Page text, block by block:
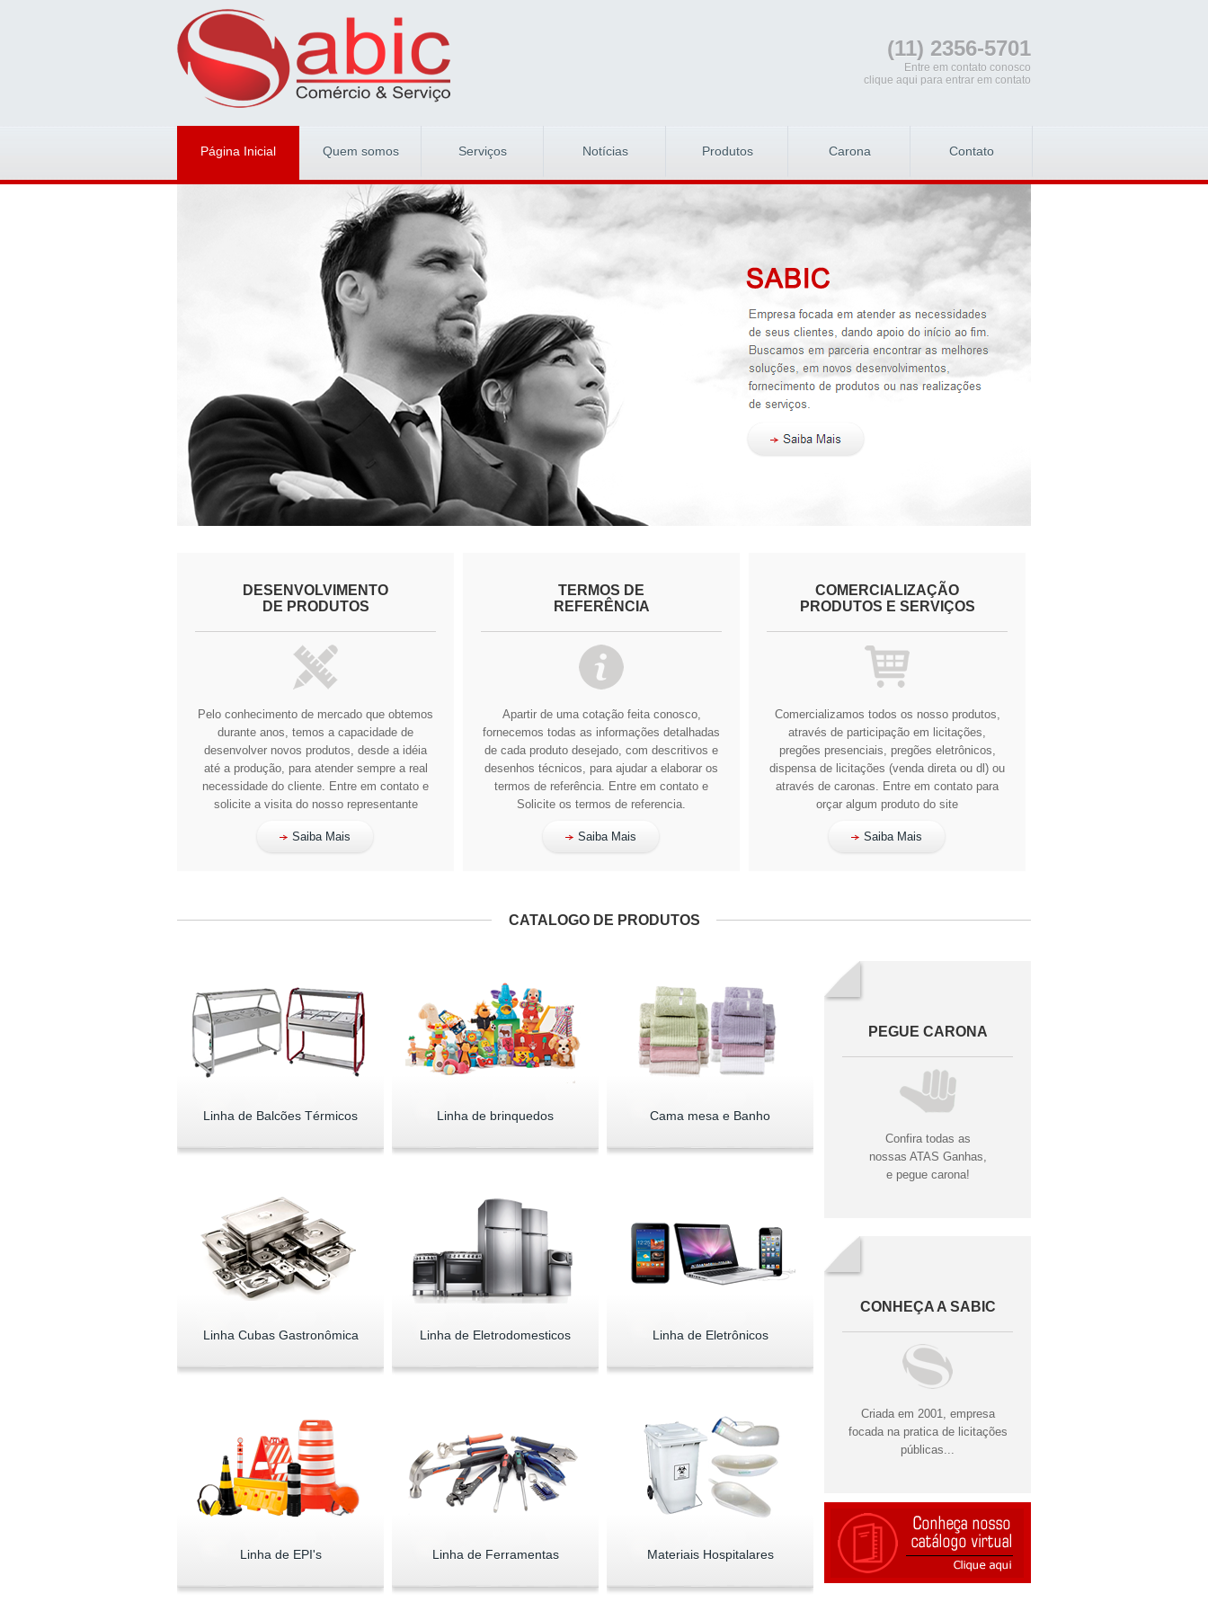
(11) 2356-5701
Entre em contato conosco
clique aqui para entrar em contato
Página Inicial Quem somos Serviços Notícias Produtos Carona Contato
DESENVOLVIMENTO
DE PRODUTOS
Pelo conhecimento de mercado que obtemos
durante anos, temos a capacidade de
desenvolver novos produtos, desde a idéia
até a produção, para atender sempre a real
necessidade do cliente. Entre em contato e
solicite a visita do nosso representante
Saiba Mais
TERMOS DE
REFERÊNCIA
Apartir de uma cotação feita conosco,
fornecemos todas as informações detalhadas
de cada produto desejado, com descritivos e
desenhos técnicos, para ajudar a elaborar os
termos de referência. Entre em contato e
Solicite os termos de referencia.
Saiba Mais
COMERCIALIZAÇÃO
PRODUTOS E SERVIÇOS
Comercializamos todos os nosso produtos,
através de participação em licitações,
pregões presenciais, pregões eletrônicos,
dispensa de licitações (venda direta ou dl) ou
através de caronas. Entre em contato para
orçar algum produto do site
Saiba Mais
CATALOGO DE PRODUTOS
PEGUE CARONA
Confira todas as
nossas ATAS Ganhas,
e pegue carona!
CONHEÇA A SABIC
Criada em 2001, empresa
focada na pratica de licitações
públicas...
Linha de Balcões Térmicos Linha de brinquedos Cama mesa e Banho
Linha Cubas Gastronômica Linha de Eletrodomesticos Linha de Eletrônicos
Linha de EPI's Linha de Ferramentas Materiais Hospitalares